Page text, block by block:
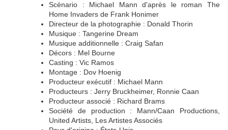
Scénario : Michael Mann d'après le roman The
Home Invaders de Frank Honimer
Directeur de la photographie : Donald Thorin
Musique : Tangerine Dream
Musique additionnelle : Craig Safan
Décors : Mel Bourne
Casting : Vic Ramos
Montage : Dov Hoenig
Producteur exécutif : Michael Mann
Producteurs : Jerry Bruckheimer, Ronnie Caan
Producteur associé : Richard Brams
Société de production : Mann/Caan Productions,
United Artists, Les Artistes Associés